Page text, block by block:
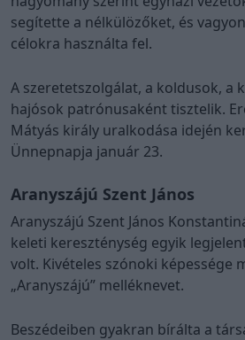
segítette a nélkülözőket, és
célokra használta fel.
A szeretetszolgálat, a koldusok, a
hajósok patrónusaként tisztelik.
Mátyás király uralkodása idején
Ünnepnapja január 23.
Aranyszájú Szent János
Aranyszájú Szent János
keleti kereszténység egyik
volt. Kivételes szónoki képessége
„Aranyszájú” melléknevet.
Beszédeiben gyakran bírálta a